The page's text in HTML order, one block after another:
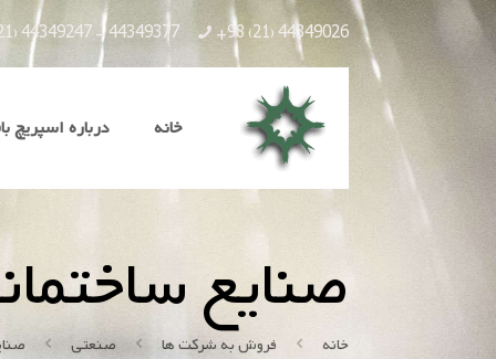
+98 (21) 44349026
44349247 - 44349377
خانه درباره اسپریچ
صنایع
خانه فروش به شرکت ها صنعتی